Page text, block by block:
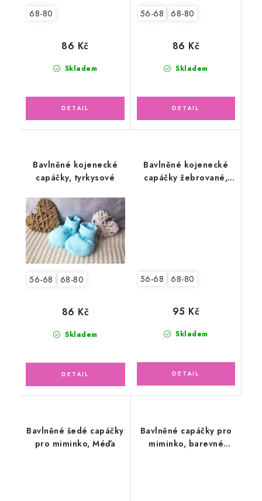
68-80
Skladem
86 Kč
56-68 68-80
Skladem
86 Kč
Bavlněné kojenecké
capáčky, tyrkysové
56-68 68-80
Skladem
86 Kč
Bavlněné kojenecké
capáčky žebrované,
56-68 68-80
Skladem
95 Kč
Bavlněné šedé capáčky
pro miminko, Méďa
Bavlněné capáčky pro
miminko, barevné